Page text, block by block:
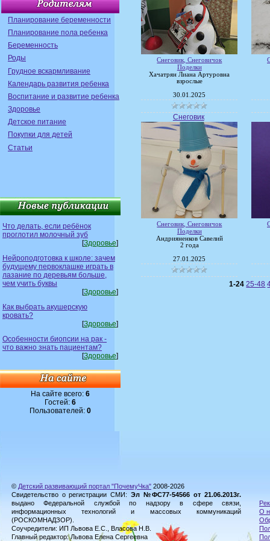
Планирование беременности
Планирование пола ребенка
Беременность
Роды
Грудное вскармливание
Календарь развития ребенка
Воспитание и развитие ребенка
Здоровье
Детское питание
Покупки для детей
Статьи
Что делать, если ребёнок
проглотил молочный зуб
[Здоровье]
Нейроподготовка к школе: зачем
будущему первоклашке играть в
лазание по деревьям больше,
чем учить буквы
[Здоровье]
Как выбрать акушерскую
кровать?
[Здоровье]
Особенности биопсии на рак -
что важно знать пациентам?
[Здоровье]
На сайте всего: 6
Гостей: 6
Пользователей: 0
Снеговик, Снеговичок
Поделки
Хачатрян Лиана Артуровна
взрослые
30.01.2025
Снеговик
Снеговик, Снеговичок
Поделки
Андрияненков Савелий
2 года
27.01.2025
1-24 25-48
© Детский развивающий портал "ПочемуЧка" 2008-2026
Свидетельство о регистрации СМИ: Эл №ФС77-54566 от 21.06.2013г.
выдано Федеральной службой по надзору в сфере связи,
информационных технологий и массовых коммуникаций
(РОСКОМНАДЗОР).
Соучредители: ИП Львова Е.С., Власова Н.В.
Главный редактор: Львова Елена Сергеевна
О